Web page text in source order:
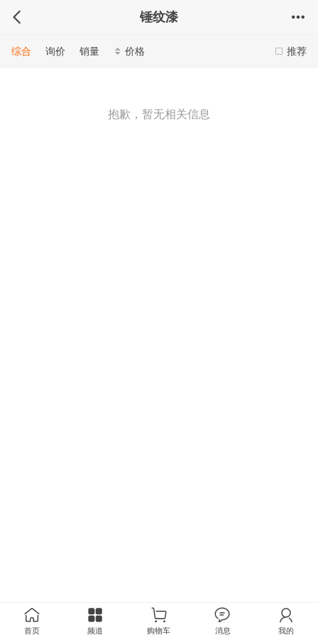
锤纹漆
推荐
综合 询价 销量 价格
抱歉，暂无相关信息
首页 频道 购物车 消息 我的